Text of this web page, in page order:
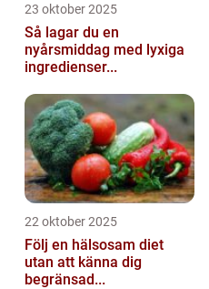
23 oktober 2025
Så lagar du en
nyårsmiddag med lyxiga
ingredienser...
22 oktober 2025
Följ en hälsosam diet
utan att känna dig
begränsad...